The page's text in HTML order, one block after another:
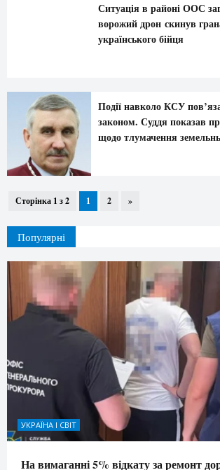
Ситуація в районі ООС
ворожий дрон скинув
українського бійця
Події навколо КСУ
законом. Суддя показав
щодо тлумачення
Сторінка 1 з 2 1 2 »
Популярні
УКРАЇНА І СВІТ
На вимаганні 5% відкату за ремонт